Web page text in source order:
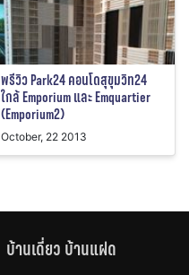
พรีวิว Park24 คอนโดสุขุมวิท24
ใกล้ Emporium และ Emquartier
(Emporium2)
October, 22 2013
บ้านเดี่ยว บ้านแฝด